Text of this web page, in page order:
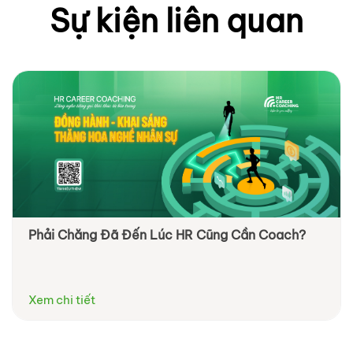
Sự kiện liên quan
Phải Chăng Đã Đến Lúc HR Cũng Cần Coach?
Xem chi tiết